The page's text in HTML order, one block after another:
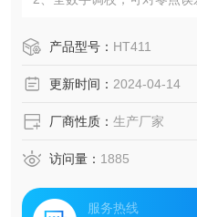
产品型号： HT411
更新时间： 2024-04-14
厂商性质： 生产厂家
访问量： 1885
服务热线